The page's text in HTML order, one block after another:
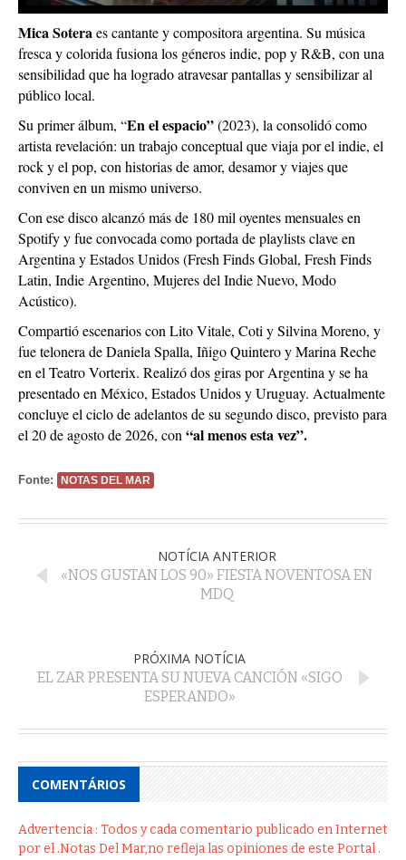
Mica Soteraes cantante y compositora argentina. Su música
fresca y colorida fusiona los géneros indie, pop y R&B, con una
sensibilidad que ha logrado atravesar pantallas y sensibilizar al
público local.
Su primer álbum, “En el espacio”(2023), la consolidó como
artista revelación: un trabajo conceptual que viaja por el indie, el
rock y el pop, con historias de amor, desamor y viajes que
conviven en un mismo universo.
Con ese disco alcanzó más de 180 mil oyentes mensuales en
Spotify y fue convocada como portada de playlists clave en
Argentina y Estados Unidos (Fresh Finds Global, Fresh Finds
Latin, Indie Argentino, Mujeres del Indie Nuevo, Modo
Acústico).
Compartió escenarios con Lito Vitale, Coti y Silvina Moreno, y
fue telonera de Daniela Spalla, Iñigo Quintero y Marina Reche
en el Teatro Vorterix. Realizó dos giras por Argentina y se ha
presentado en México, Estados Unidos y Uruguay. Actualmente
concluye el ciclo de adelantos de su segundo disco, previsto para
el 20 de agosto de 2026, con “al menos esta vez”.
Fonte: NOTAS DEL MAR
NOTÍCIA ANTERIOR
«NOS GUSTAN LOS 90» FIESTA NOVENTOSA EN
MDQ
PRÓXIMA NOTÍCIA
EL ZAR PRESENTA SU NUEVA CANCIÓN «SIGO
ESPERANDO»
COMENTÁRIOS
Advertencia : Todos y cada comentario publicado en Internet
por el .Notas Del Mar,no refleja las opiniones de este Portal .